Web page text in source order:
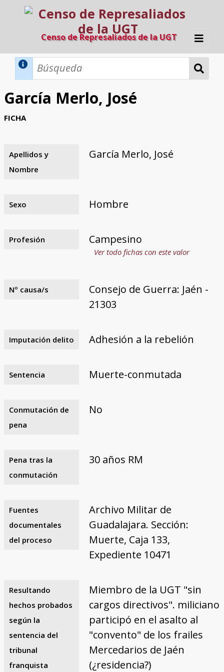
Censo de Represaliados de la UGT
Inicio
Búsqueda Dinámica
Búsqueda Avanzada
Razones y objetivos
El equipo
Colaboradores
Fuentes documentales
García Merlo, José
FICHA
Apellidos y
Nombre
García Merlo, José
Sexo Hombre
Profesión Campesino
Ver todo fichas con este valor
Nº causa/s
Consejo de Guerra: Jaén -
21303
Imputación delito Adhesión a la rebelión
Sentencia Muerte-conmutada
Conmutación de
pena
No
Pena tras la
conmutación
30 años RM
Fuentes
documentales
del proceso
Archivo Militar de
Guadalajara. Sección:
Muerte, Caja 133,
Expediente 10471
Resultando
hechos probados
según la
sentencia del
tribunal
franquista
Miembro de la UGT "sin
cargos directivos". miliciano
participó en el asalto al
"convento" de los frailes
Mercedarios de Jaén
(¿residencia?)